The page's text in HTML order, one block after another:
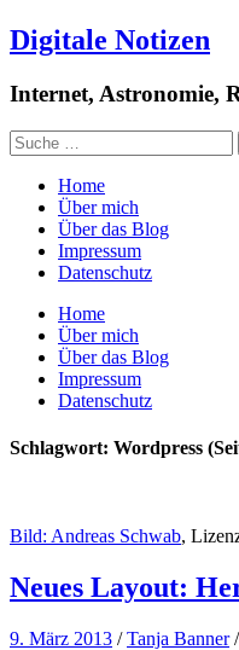
Digitale Notizen
Internet, Astronomie,
Home
Über mich
Über das Blog
Impressum
Datenschutz
Home
Über mich
Über das Blog
Impressum
Datenschutz
Schlagwort: Wordpress
Bild: Andreas Schwab,
Neues Layout:
9. März 2013 /Tanja Banner /